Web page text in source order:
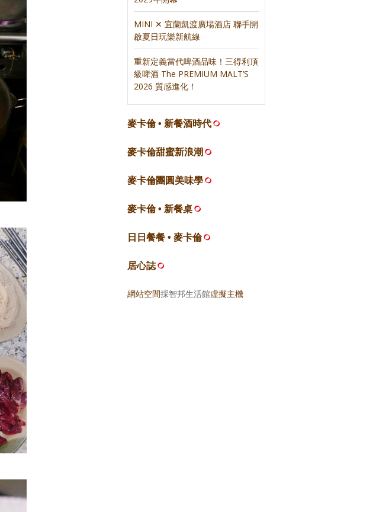
MINI ✕ 宜蘭凱渡廣場酒店 聯手開
啟夏日玩樂新航線
重新定義當代啤酒品味！三得利頂
級啤酒 The PREMIUM MALT’S
2026 質感進化！
麥卡倫 • 新餐酒時代
麥卡倫甜蜜新浪潮
麥卡倫團圓美味學
麥卡倫 • 新餐桌
日日餐餐 • 麥卡倫
居心誌
網站空間採智邦生活館虛擬主機